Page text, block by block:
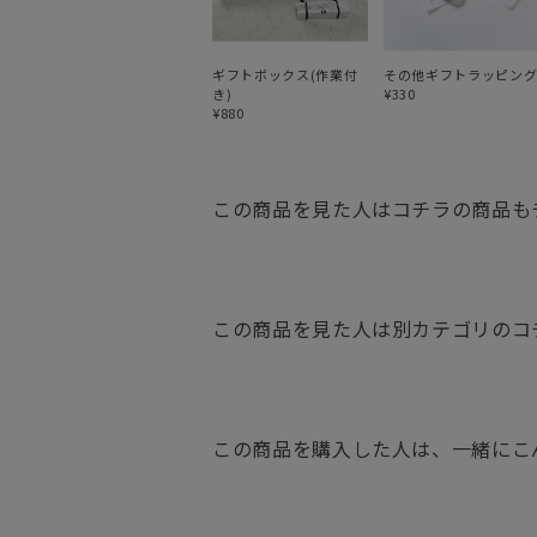
ギフトボックス(作業付
き)
¥880
その他ギフトラッピング
¥330
この商品を見た人はコチラの商品
この商品を見た人は別カテゴリの
この商品を購入した人は、一緒に